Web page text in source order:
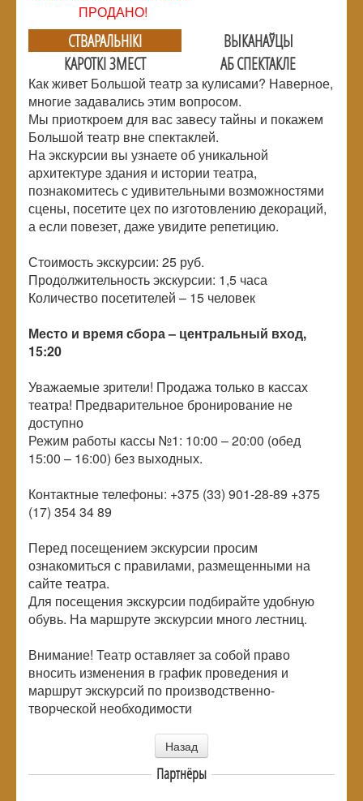
ПРОДАНО!
СТВАРАЛЬНIКI
ВЫКАНАЎЦЫ
КАРОТКІ ЗМЕСТ
АБ СПЕКТАКЛЕ
Как живет Большой театр за кулисами? Наверное,
многие задавались этим вопросом.
Мы приоткроем для вас завесу тайны и покажем
Большой театр вне спектаклей.
На экскурсии вы узнаете об уникальной
архитектуре здания и истории театра,
познакомитесь с удивительными возможностями
сцены, посетите цех по изготовлению декораций,
а если повезет, даже увидите репетицию.
Стоимость экскурсии: 25 руб.
Продолжительность экскурсии: 1,5 часа
Количество посетителей – 15 человек
Место и время сбора – центральный вход,
15:20
Уважаемые зрители! Продажа только в кассах
театра! Предварительное бронирование не
доступно
Режим работы кассы №1: 10:00 – 20:00 (обед
15:00 – 16:00) без выходных.
Контактные телефоны: +375 (33) 901-28-89 +375
(17) 354 34 89
Перед посещением экскурсии просим
ознакомиться с правилами, размещенными на
сайте театра.
Для посещения экскурсии подбирайте удобную
обувь. На маршруте экскурсии много лестниц.
Внимание! Театр оставляет за собой право
вносить изменения в график проведения и
маршрут экскурсий по производственно-
творческой необходимости
Назад
Партнёры